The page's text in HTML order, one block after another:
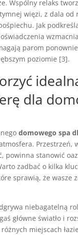
Wspólny relaks
więzi, z dala od
Jak
parom
poziomie [3].
dla
domowego spa
Przestrzeń,
powinna stanowić
zadbać o kilka
sprawią, że wasze
niebagatelną
główne światło i
miejscach